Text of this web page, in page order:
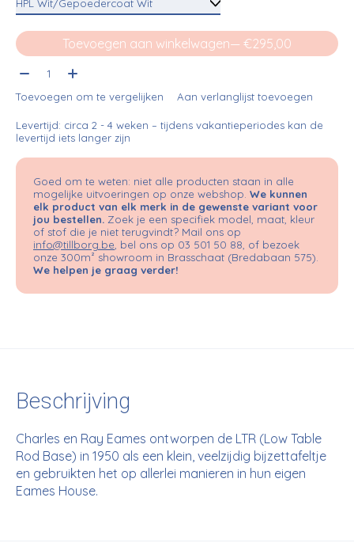
Toevoegen aan winkelwagen
— €295,00
Aantal:
Toevoegen om te vergelijken Aan verlanglijst toevoegen
Levertijd: circa 2 - 4 weken – tijdens vakantieperiodes kan de
levertijd iets langer zijn
Goed om te weten: niet alle producten staan in alle
mogelijke uitvoeringen op onze webshop. We kunnen
elk product van elk merk in de gewenste variant voor
jou bestellen. Zoek je een specifiek model, maat, kleur
of stof die je niet terugvindt? Mail ons op
info@tillborg.be , bel ons op 03 501 50 88, of bezoek
onze 300m² showroom in Brasschaat (Bredabaan 575).
We helpen je graag verder!
Beschrijving
Charles en Ray Eames ontworpen de LTR (Low Table
Rod Base) in 1950 als een klein, veelzijdig bijzettafeltje
en gebruikten het op allerlei manieren in hun eigen
Eames House.